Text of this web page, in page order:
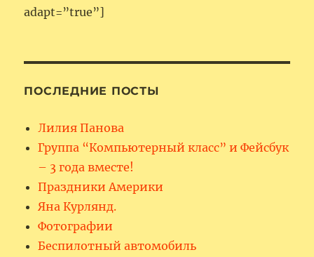
adapt=”true”]
ПОСЛЕДНИЕ ПОСТЫ
Лилия Панова
Группа “Компьютерный класс” и Фейсбук
– 3 года вместе!
Праздники Америки
Яна Курлянд.
Фотографии
Беспилотный автомобиль